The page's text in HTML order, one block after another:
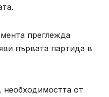
преглежда
първата партида в
необходимостта от